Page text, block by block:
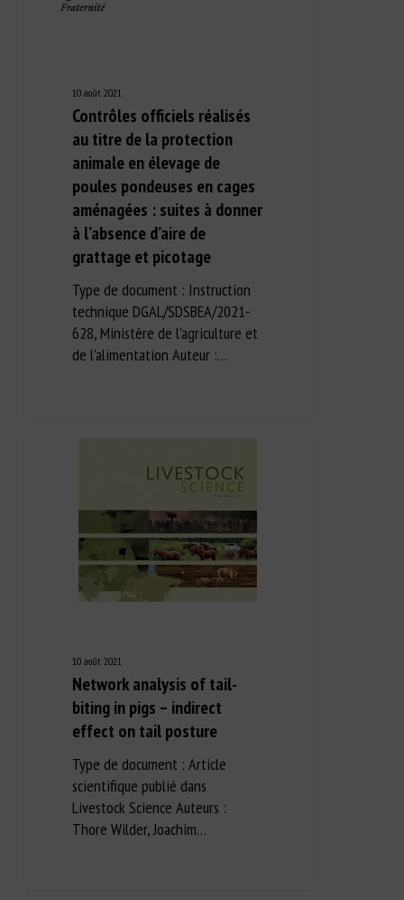
10 août 2021
Contrôles officiels réalisés
au titre de la protection
animale en élevage de
poules pondeuses en cages
aménagées : suites à donner
à l’absence d’aire de
grattage et picotage
Type de document : Instruction
technique DGAL/SDSBEA/2021-
628, Ministère de l'agriculture et
de l'alimentation Auteur :…
10 août 2021
Network analysis of tail-
biting in pigs – indirect
effect on tail posture
Type de document : Article
scientifique publié dans
Livestock Science Auteurs :
Thore Wilder, Joachim…